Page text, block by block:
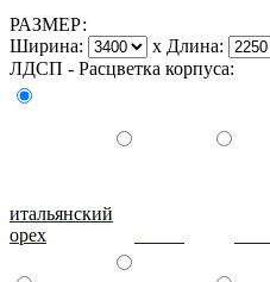
РАЗМЕР:
Ширина:
x Длина:
ЛДСП - Расцветка корпуса:
итальянский
орех